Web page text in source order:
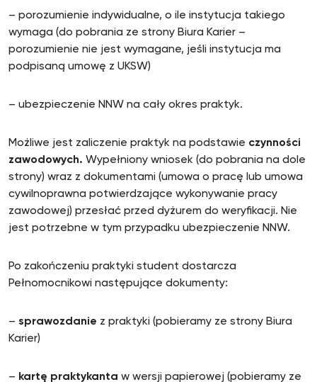
– porozumienie indywidualne, o ile instytucja takiego
wymaga (do pobrania ze strony Biura Karier –
porozumienie nie jest wymagane, jeśli instytucja ma
podpisaną umowę z UKSW)
– ubezpieczenie NNW na cały okres praktyk.
Możliwe jest zaliczenie praktyk na podstawie czynności
zawodowych. Wypełniony wniosek (do pobrania na dole
strony) wraz z dokumentami (umowa o pracę lub umowa
cywilnoprawna potwierdzające wykonywanie pracy
zawodowej) przesłać przed dyżurem do weryfikacji. Nie
jest potrzebne w tym przypadku ubezpieczenie NNW.
Po zakończeniu praktyki student dostarcza
Pełnomocnikowi następujące dokumenty:
– sprawozdanie z praktyki (pobieramy ze strony Biura
Karier)
– kartę praktykanta w wersji papierowej (pobieramy ze